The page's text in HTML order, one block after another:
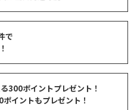
で
300ポイントプレゼント！
ポイントもプレゼント！